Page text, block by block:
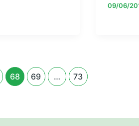
09/06/
68 69 … 73